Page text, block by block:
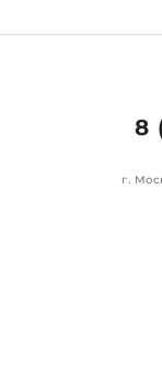
8
г.